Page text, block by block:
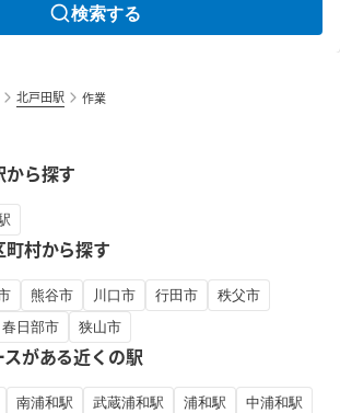
検索する
北戸田駅 作業
ら探す
村から探す
熊谷市 川口市 行田市
秩父市
春日部市 狭山市
がある近くの駅
南浦和駅 武蔵浦和駅 浦和駅
中浦和駅